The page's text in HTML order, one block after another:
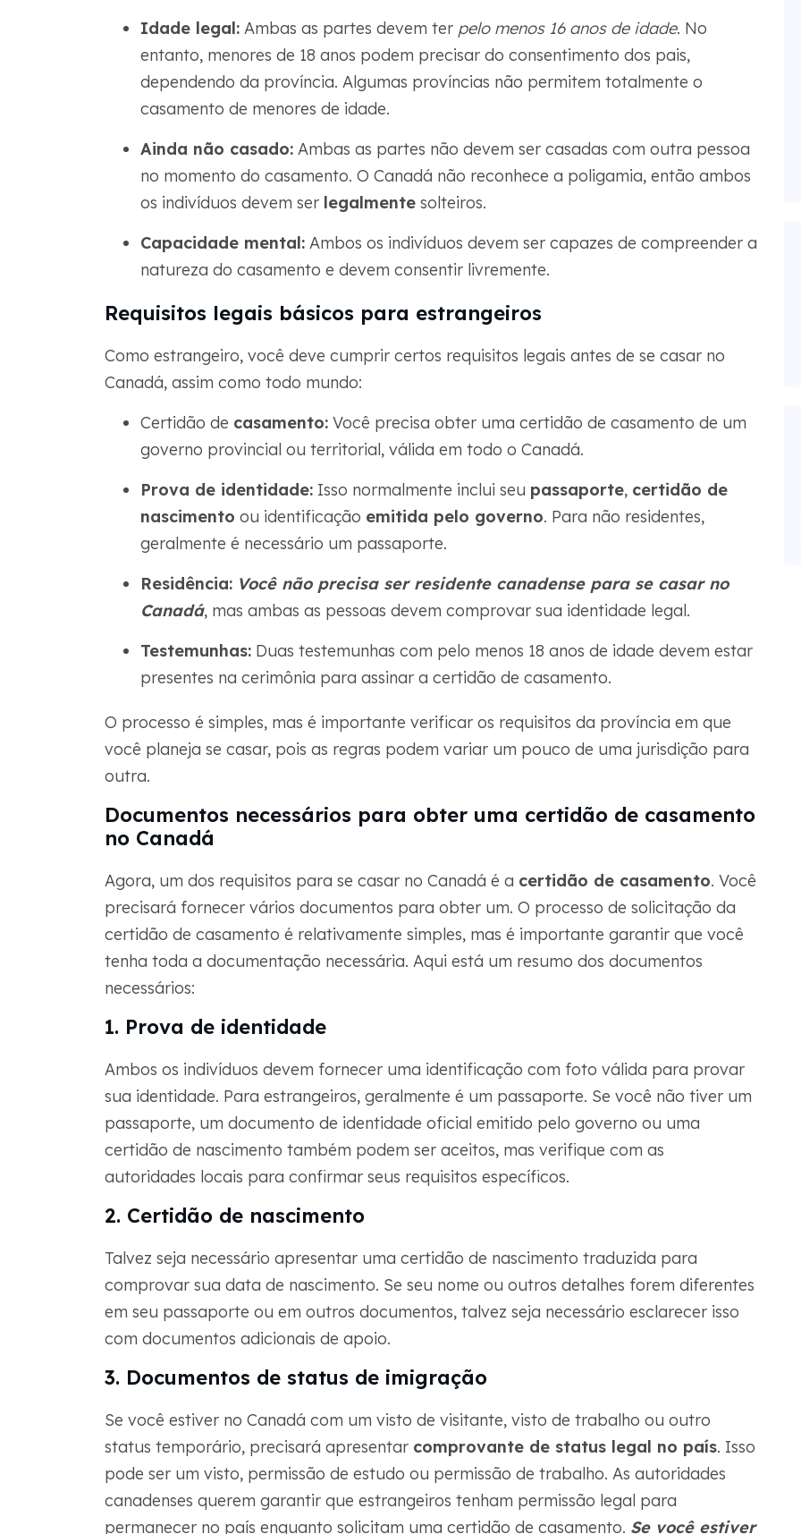
Idade legal:Ambas as partes devem ter pelo menos 16 anos de idade. No
entanto, menores de 18 anos podem precisar do consentimento dos pais,
dependendo da província. Algumas províncias não permitem totalmente o
casamento de menores de idade.
Ainda não casado:Ambas as partes não devem ser casadas com outra pessoa
no momento do casamento. O Canadá não reconhece a poligamia, então ambos
os indivíduos devem ser legalmentesolteiros.
Capacidade mental:Ambos os indivíduos devem ser capazes de compreender a
natureza do casamento e devem consentir livremente.
Requisitos legais básicos para estrangeiros
Como estrangeiro, você deve cumprir certos requisitos legais antes de se casar no
Canadá, assim como todo mundo:
Certidão de casamento:Você precisa obter uma certidão de casamento de um
governo provincial ou territorial, válida em todo o Canadá.
Prova de identidade:Isso normalmente inclui seu passaporte, certidão de
nascimento ou identificação emitida pelo governo. Para não residentes,
geralmente é necessário um passaporte.
Residência: Você não precisa ser residente canadense para se casar no
Canadá, mas ambas as pessoas devem comprovar sua identidade legal.
Testemunhas:Duas testemunhas com pelo menos 18 anos de idade devem estar
presentes na cerimônia para assinar a certidão de casamento.
O processo é simples, mas é importante verificar os requisitos da província em que
você planeja se casar, pois as regras podem variar um pouco de uma jurisdição para
outra.
Documentos necessários para obter uma certidão de casamento
no Canadá
Agora, um dos requisitos para se casar no Canadá é a certidão de casamento. Você
precisará fornecer vários documentos para obter um. O processo de solicitação da
certidão de casamento é relativamente simples, mas é importante garantir que você
tenha toda a documentação necessária. Aqui está um resumo dos documentos
necessários:
1. Prova de identidade
Ambos os indivíduos devem fornecer uma identificação com foto válida para provar
sua identidade. Para estrangeiros, geralmente é um passaporte. Se você não tiver um
passaporte, um documento de identidade oficial emitido pelo governo ou uma
certidão de nascimento também podem ser aceitos, mas verifique com as
autoridades locais para confirmar seus requisitos específicos.
2. Certidão de nascimento
Talvez seja necessário apresentar uma certidão de nascimento traduzida para
comprovar sua data de nascimento. Se seu nome ou outros detalhes forem diferentes
em seu passaporte ou em outros documentos, talvez seja necessário esclarecer isso
com documentos adicionais de apoio.
3. Documentos de status de imigração
Se você estiver no Canadá com um visto de visitante, visto de trabalho ou outro
status temporário, precisará apresentar comprovante de status legal no país. Isso
pode ser um visto, permissão de estudo ou permissão de trabalho. As autoridades
canadenses querem garantir que estrangeiros tenham permissão legal para
permanecer no país enquanto solicitam uma certidão de casamento. Se você estiver